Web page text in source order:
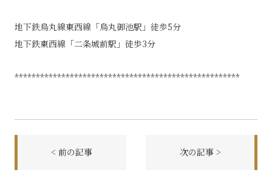
地下鉄烏丸線東西線「烏丸御池駅」徒歩5分
地下鉄東西線「二条城前駅」徒歩3分
*****************************************************
< 前の記事 次の記事 >